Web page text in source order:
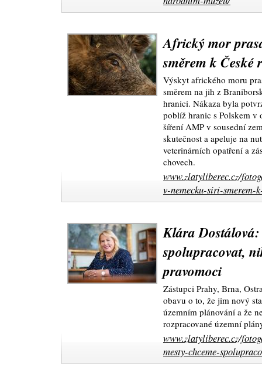
Africký mor
směrem k České
Výskyt afrického moru
směrem na jih z
hranici. Nákaza byla
poblíž hranic s Polskem v
šíření AMP v sousední
skutečnost a apeluje na
veterinárních opatření a
chovech.
www.zlatyliberec.cz/
v-nemecku-siri-smerem-
Klára Dostálová:
spolupracovat,
pravomoci
Zástupci Prahy, Brna,
obavu o to, že jim nový
územním plánování a že
rozpracované územní
www.zlatyliberec.cz/
mesty-chceme-